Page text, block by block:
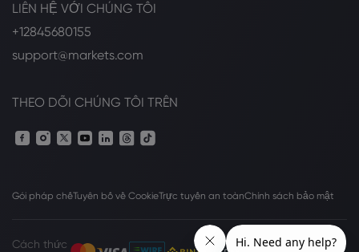
LIÊN HỆ VỚI CHÚNG TÔI
+12845680155
support@markets.com
THEO DÕI CHÚNG TÔI TRÊN
Gói pháp chếTuyên bố về CookieTrực tuyến an toànChính sách bảo mật
Cách thức